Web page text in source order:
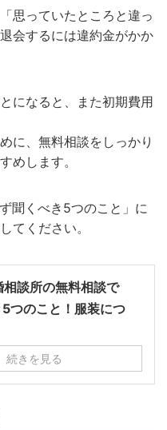
思っていたところと違っ
会するには違約金がかか
になると、また初期費用
に、無料相談をしっかり
めします。
聞くべき5つのこと」に
てください。
相談所の無料相談で
つのこと！服装につ
続きを見る